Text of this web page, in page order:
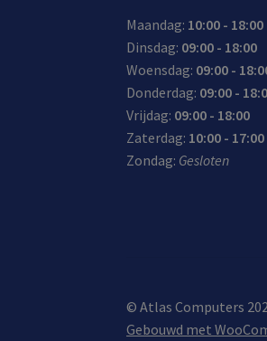
Maandag: 10:00 - 18:00
Dinsdag: 09:00 - 18:00
Woensdag: 09:00 -
Donderdag: 09:00 -
Vrijdag: 09:00 - 18:00
Zaterdag: 10:00 - 17:00
Zondag: Gesloten
© Atlas Computers
Gebouwd met